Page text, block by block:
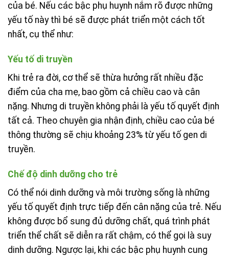
của bé. Nếu các bậc phụ huynh nắm rõ được những
yếu tố này thì bé sẽ được phát triển một cách tốt
nhất, cụ thể như:
Yếu tố di truyền
Khi trẻ ra đời, cơ thể sẽ thừa hưởng rất nhiều đặc
điểm của cha mẹ, bao gồm cả chiều cao và cân
nặng. Nhưng di truyền không phải là yếu tố quyết định
tất cả. Theo chuyên gia nhận định, chiều cao của bé
thông thường sẽ chịu khoảng 23% từ yếu tố gen di
truyền.
Chế độ dinh dưỡng cho trẻ
Có thể nói dinh dưỡng và môi trường sống là những
yếu tố quyết định trực tiếp đến cân nặng của trẻ. Nếu
không được bổ sung đủ dưỡng chất, quá trình phát
triển thể chất sẽ diễn ra rất chậm, có thể gọi là suy
dinh dưỡng. Ngược lại, khi các bậc phụ huynh cung